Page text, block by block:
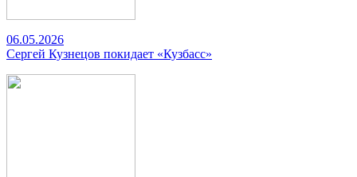
06.05.2026
Сергей Кузнецов покидает «Кузбасс»